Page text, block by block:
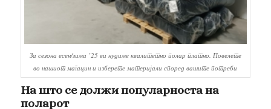
За сезона есен/зима ’25 ви нудиме квалитетно полар платно. Повелете
во нашиот магацин и изберете материјали според вашите потреби
На што се должи популарноста на
поларот